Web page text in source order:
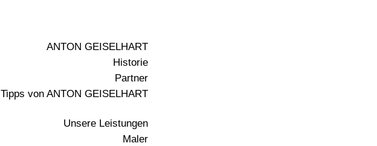
ANTON GEISELHART
Historie
Partner
Tipps von ANTON GEISELHART
Unsere Leistungen
Maler